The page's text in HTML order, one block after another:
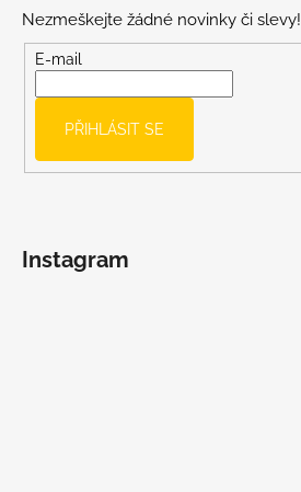
Nezmeškejte žádné novinky či slevy!
E-mail
PŘIHLÁSIT SE
Instagram